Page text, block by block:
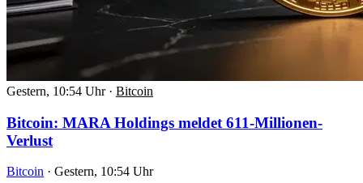
Gestern, 10:54 Uhr · Bitcoin
Bitcoin: MARA Holdings meldet 611-Millionen-
Verlust
Bitcoin · Gestern, 10:54 Uhr